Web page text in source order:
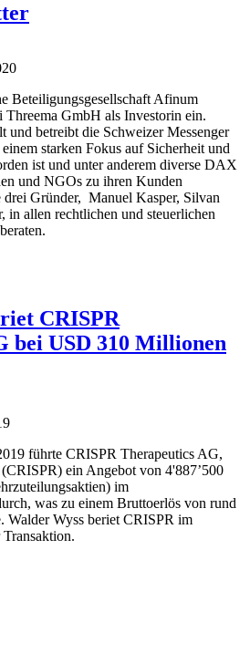
Beteiligungsgesellschaft Afinum
Threema GmbH als Investorin ein.
und betreibt die Schweizer Messenger
starken Fokus auf Sicherheit und
ist und unter anderem diverse DAX
und NGOs zu ihren Kunden
drei Gründer, Manuel Kasper, Silvan
in allen rechtlichen und steuerlichen
CRISPR
bei USD 310 Millionen
führte CRISPR Therapeutics AG,
ein Angebot von 4'887’500
im
was zu einem Bruttoerlös von rund
Wyss beriet CRISPR im